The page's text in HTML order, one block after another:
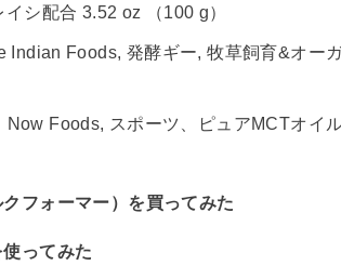
シ配合 3.52 oz （100 g）
Indian Foods, 発酵ギー, 牧草飼育&オー
Now Foods, スポーツ、ピュアMCTオイ
フォーマー）を買ってみた
ってみた